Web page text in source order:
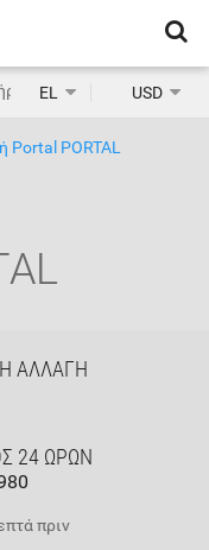
κρυπτονομισμάτων:
EL USD
Portal PORTAL
ΑΛΛΑΓΉ
24 ΩΡΏΝ
πριν